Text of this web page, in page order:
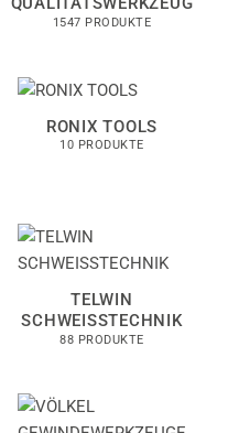
1547 PRODUKTE
RONIX TOOLS
10 PRODUKTE
TELWIN
SCHWEISSTECHNIK
88 PRODUKTE